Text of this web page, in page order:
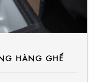
HÀNG GHẾ